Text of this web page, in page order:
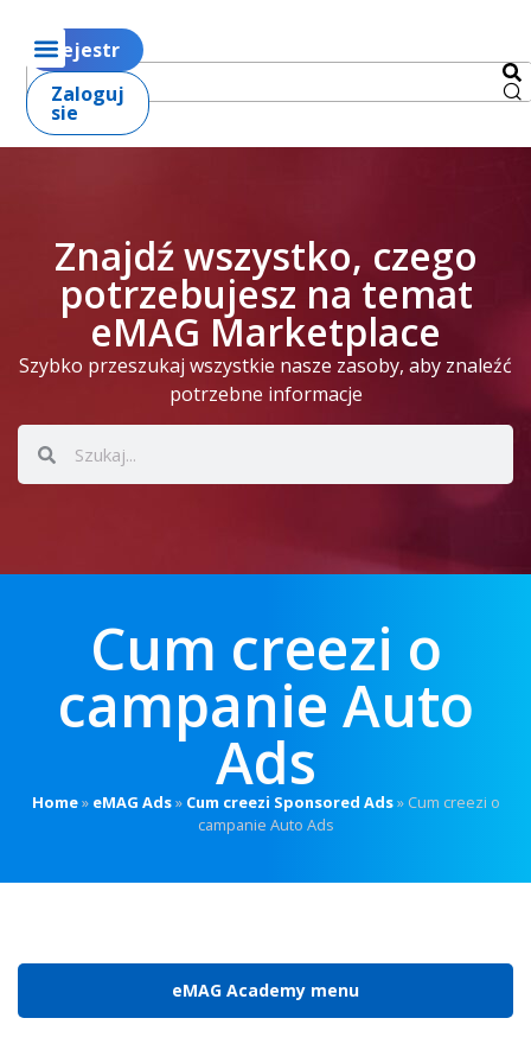
Rejestr
Zaloguj
sie
Znajdź wszystko, czego
potrzebujesz na temat
eMAG Marketplace
Szybko przeszukaj wszystkie nasze zasoby, aby znaleźć
potrzebne informacje
Cum creezi o
campanie Auto
Ads
Home» eMAG Ads» Cum creezi Sponsored Ads» Cum creezi o
campanie Auto Ads
eMAG Academy menu